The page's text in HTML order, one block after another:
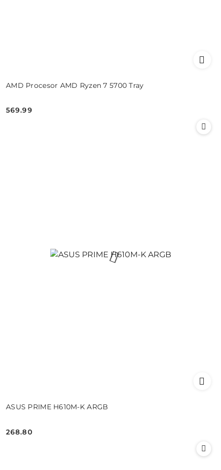
AMD Procesor AMD Ryzen 7 5700 Tray
Cena:
569.99
ASUS PRIME H610M-K ARGB
Cena:
268.80